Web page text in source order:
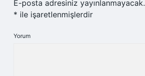
E-posta adresiniz yayınlanmayacak.
* ile işaretlenmişlerdir
Yorum